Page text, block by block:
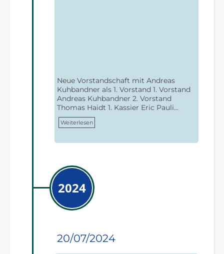
Neue Vorstandschaft mit Andreas
Kuhbandner als 1. Vorstand 1. Vorstand
Andreas Kuhbandner 2. Vorstand
Thomas Haidt 1. Kassier Eric Pauli…
Weiterlesen
2024
20/07/2024